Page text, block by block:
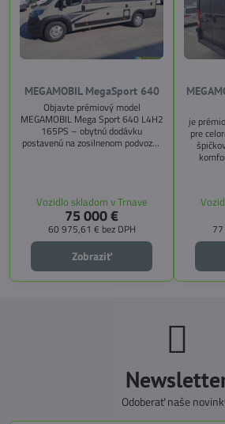
MEGAMOBIL MegaSport 640
Objavte prémiový model
MEGAMOBIL Mega Sport 640 L4H2
165PS – obytnú dodávku
postavenú na zosilnenom podvozku
pozdĺžnemu lôžku a možnosti
doplniť predné prídavné lôžko.
Vozidlo skladom v Trnave
75 000 €
60 975,61 € bez DPH
Zobraziť
je
pre
CITY,
MEGA
voľba
Odoberať naše